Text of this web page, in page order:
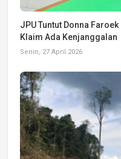
JPU Tuntut Donna
Klaim Ada Kenjanggalan
Senin, 27 April 2026